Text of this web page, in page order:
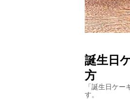
誕生日
方
「誕生日ケー
す。